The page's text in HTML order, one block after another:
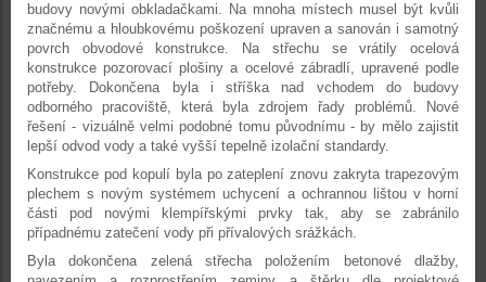
budovy novými obkladačkami. Na mnoha místech musel být kvůli
značnému a hloubkovému poškození upraven a sanován i samotný
povrch obvodové konstrukce. Na střechu se vrátily ocelová
konstrukce pozorovací plošiny a ocelové zábradlí, upravené podle
potřeby. Dokončena byla i stříška nad vchodem do budovy
odborného pracoviště, která byla zdrojem řady problémů. Nové
řešení - vizuálně velmi podobné tomu původnímu - by mělo zajistit
lepší odvod vody a také vyšší tepelně izolační standardy.
Konstrukce pod kopulí byla po zateplení znovu zakryta trapezovým
plechem s novým systémem uchycení a ochrannou lištou v horní
části pod novými klempířskými prvky tak, aby se zabránilo
případnému zatečení vody při přívalových srážkách.
Byla dokončena zelená střecha položením betonové dlažby,